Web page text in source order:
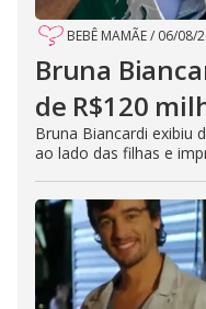
BEBÊ MAMÃE/ 06/08/
Bruna
de R$120
Bruna Biancardi exibiu
ao lado das filhas e